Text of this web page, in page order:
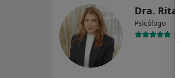
Dra.
Psicólogo